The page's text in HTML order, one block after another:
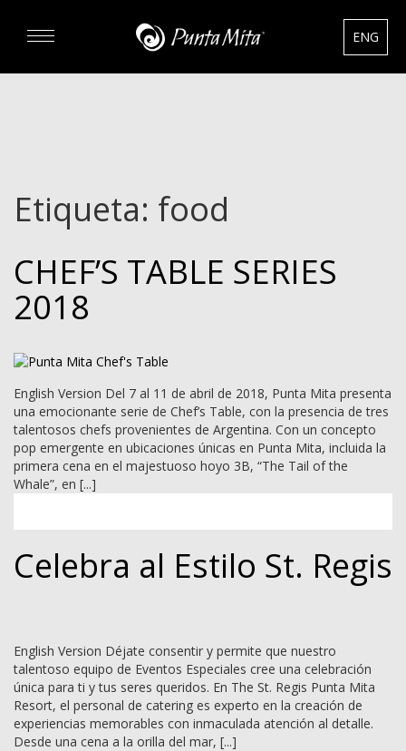
RENTAS
BIENES RAÍCES
ENG
Etiqueta: food
CHEF’S TABLE SERIES
2018
English Version Del 7 al 11 de abril de 2018, Punta Mita presenta
una emocionante serie de Chef’s Table, con la presencia de tres
talentosos chefs provenientes de Argentina. Con un concepto
pop emergente en ubicaciones únicas en Punta Mita, incluida la
primera cena en el majestuoso hoyo 3B, “The Tail of the
Whale”, en [...]
Celebra al Estilo St. Regis
English Version Déjate consentir y permite que nuestro
talentoso equipo de Eventos Especiales cree una celebración
única para ti y tus seres queridos. En The St. Regis Punta Mita
Resort, el personal de catering es experto en la creación de
experiencias memorables con inmaculada atención al detalle.
Desde una cena a la orilla del mar, [...]